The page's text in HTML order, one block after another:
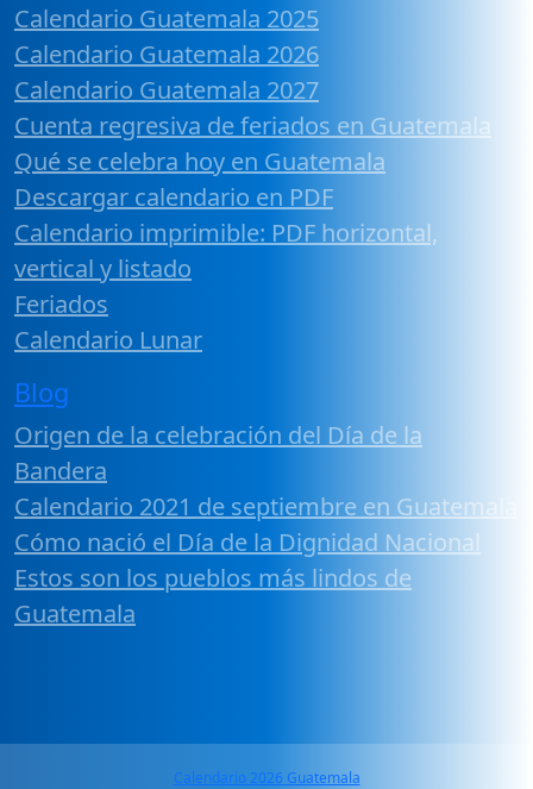
Calendario Guatemala 2025
Calendario Guatemala 2026
Calendario Guatemala 2027
Cuenta regresiva de feriados en Guatemala
Qué se celebra hoy en Guatemala
Descargar calendario en PDF
Calendario imprimible: PDF horizontal,
vertical y listado
Feriados
Calendario Lunar
Blog
Origen de la celebración del Día de la
Bandera
Calendario 2021 de septiembre en Guatemala
Cómo nació el Día de la Dignidad Nacional
Estos son los pueblos más lindos de
Guatemala
Calendario 2026 Guatemala